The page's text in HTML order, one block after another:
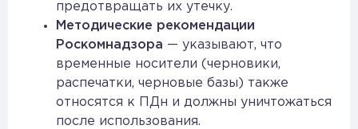
предотвращать их утечку.
Методические рекомендации
Роскомнадзора — указывают, что
временные носители (черновики,
распечатки, черновые базы) также
относятся к ПДн и должны уничтожаться
после использования.